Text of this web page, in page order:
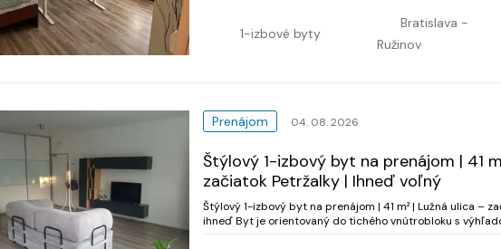
1-izbové byty
Bratislava -
Ružinov
Prenájom 04. 08. 2026
Štýlový 1-izbový byt na prenájom | 41
začiatok Petržalky | Ihneď voľný
Štýlový 1-izbový byt na prenájom | 41 m² | Lužná ulica –
ihneď Byt je orientovaný do tichého vnútrobloku s